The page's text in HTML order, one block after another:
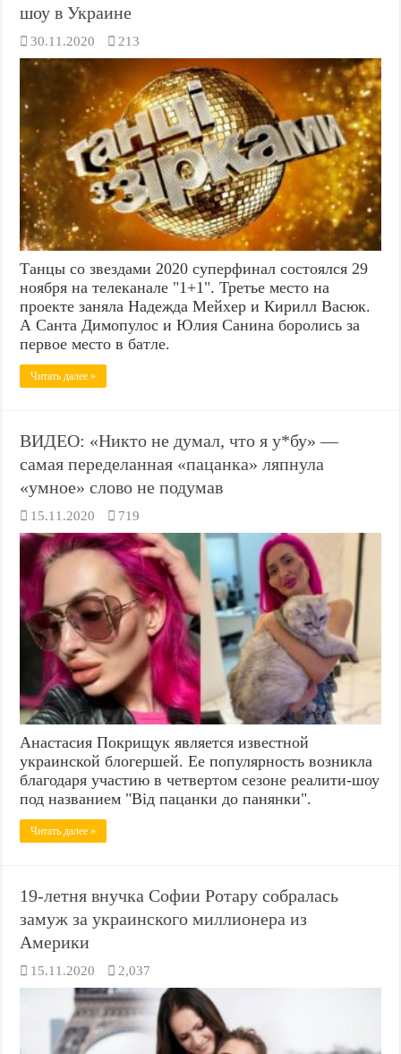
шоу в Украине
30.11.2020 213
Танцы со звездами 2020 суперфинал состоялся 29
ноября на телеканале "1+1". Третье место на
проекте заняла Надежда Мейхер и Кирилл Васюк.
А Санта Димопулос и Юлия Санина боролись за
первое место в батле.
Читать далее »
ВИДЕО: «Никто не думал, что я у*бу» —
самая переделанная «пацанка» ляпнула
«умное» слово не подумав
15.11.2020 719
Анастасия Покрищук является известной
украинской блогершей. Ее популярность возникла
благодаря участию в четвертом сезоне реалити-шоу
под названием "Від пацанки до панянки".
Читать далее »
19-летня внучка Софии Ротару собралась
замуж за украинского миллионера из
Америки
15.11.2020 2,037